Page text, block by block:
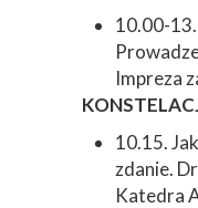
10.00-
Impreza
10.15.
zdanie.
Katedra